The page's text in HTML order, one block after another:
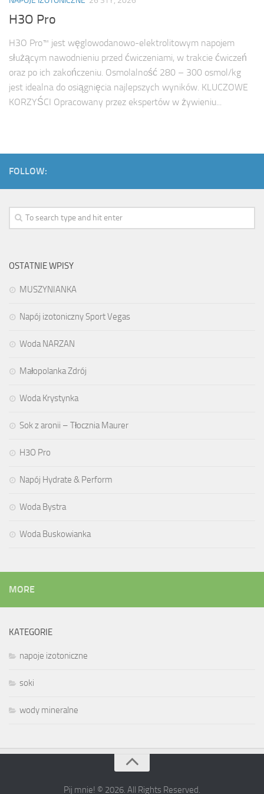
H3O Pro
H3O Pro™ jest węglowodanowo-elektrolitowym napojem
służącym nawodnieniu przed ćwiczeniami, w trakcie ćwiczeń
oraz po ich zakończeniu. Osmolalność 280 – 300 osmol/kg
jest idealna do osiągnięcia najlepszych wyników. KLUCZOWE
KORZYŚCI Opracowany przez ekspertów w żywieniu...
FOLLOW:
OSTATNIE WPISY
MUSZYNIANKA
Napój izotoniczny Sport Vegas
Woda NARZAN
Małopolanka Zdrój
Woda Krystynka
Sok z aronii – Tłocznia Maurer
H3O Pro
Napój Hydrate & Perform
Woda Bystra
Woda Buskowianka
MORE
KATEGORIE
napoje izotoniczne
soki
wody mineralne
Pij mnie! © 2026. All Rights Reserved.